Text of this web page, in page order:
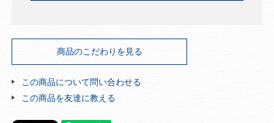
商品のこだわりを見る
この商品について問い合わせる
この商品を友達に教える